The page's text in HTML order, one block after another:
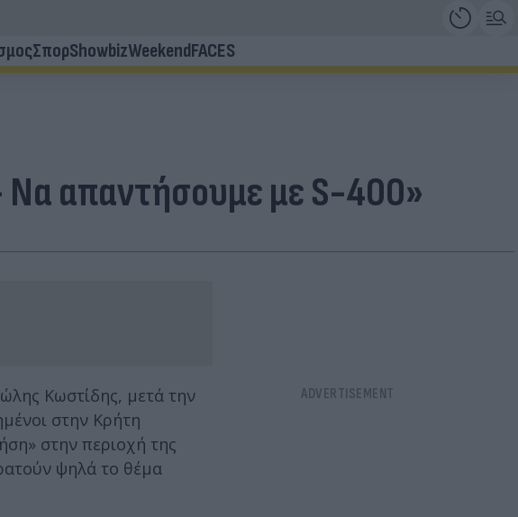
ΣπορShowbizWeekendFACES
Να απαντήσουμε με S-400»
Κωστίδης, μετά την
στην Κρήτη
στην περιοχή της
ψηλά το θέμα